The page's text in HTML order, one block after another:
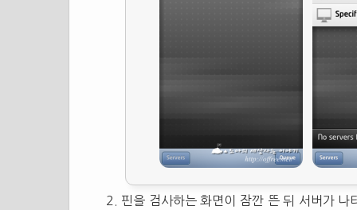
핀을 검사하는 화면이 잠깐 뜬 뒤 서버가